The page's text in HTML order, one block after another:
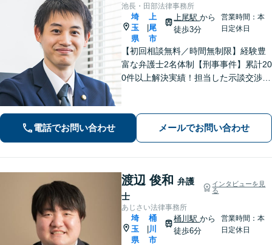
池長・田部法律事務所
埼
玉
県
上
尾
市
上尾駅から
徒歩3分
営業時間：本
日定休日
【初回相談無料／時間無制限】経験豊
富な弁護士2名体制【刑事事件】累計20
0件以上解決実績！担当した示談交渉の
料請求や財産分与、親権、養育費な
ど、累計200件以上の解決実績【上尾駅
3分】
電話でお問い合わせ メールでお問い合わせ
渡辺 俊和 弁護
士
インタビューを見
る
あじさい法律事務所
埼
玉
県
桶
川
市
桶川駅から
徒歩6分
営業時間：本
日定休日